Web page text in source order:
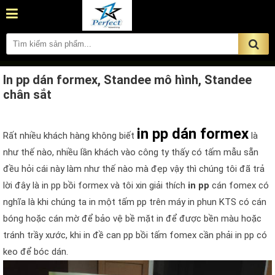
In pp dán formex, Standee mô hình, Standee
chân sắt
Rất nhiều khách hàng không biết in pp dán formex là
như thế nào, nhiều lần khách vào công ty thấy có tấm mẫu sẵn
đều hỏi cái này làm như thế nào mà đẹp vậy thì chúng tôi đã trả
lời đây là in pp bồi formex và tôi xin giải thích in pp cán fomex có
nghĩa là khi chúng ta in một tấm pp trên máy in phun KTS có cán
bóng hoặc cán mờ để bảo vệ bề mặt in để được bền màu hoặc
tránh trầy xước, khi in đề can pp bồi tấm fomex cần phải in pp có
keo để bóc dán.